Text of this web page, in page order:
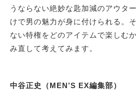
うならない絶妙な匙加減のアウタ
けで男の魅力が身に付けられる。
ない特権をどのアイテムで楽しむ
み直して考えてみます。
中谷正史（MEN’S EX編集部）